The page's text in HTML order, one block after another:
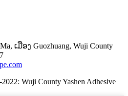
ເມືອງ Guozhuang, Wuji County
Wuji County Yashen Adhesive